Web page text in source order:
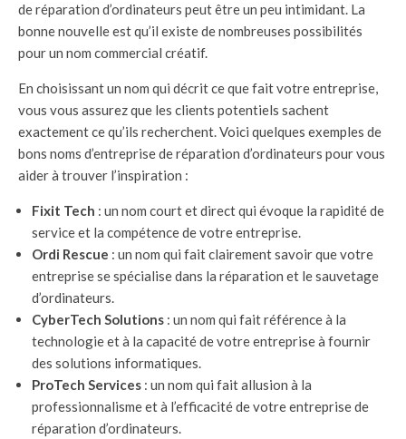
de réparation d’ordinateurs peut être un peu intimidant. La
bonne nouvelle est qu’il existe de nombreuses possibilités
pour un nom commercial créatif.
En choisissant un nom qui décrit ce que fait votre entreprise,
vous vous assurez que les clients potentiels sachent
exactement ce qu’ils recherchent. Voici quelques exemples de
bons noms d’entreprise de réparation d’ordinateurs pour vous
aider à trouver l’inspiration :
Fixit Tech : un nom court et direct qui évoque la rapidité de
service et la compétence de votre entreprise.
Ordi Rescue : un nom qui fait clairement savoir que votre
entreprise se spécialise dans la réparation et le sauvetage
d’ordinateurs.
CyberTech Solutions : un nom qui fait référence à la
technologie et à la capacité de votre entreprise à fournir
des solutions informatiques.
ProTech Services : un nom qui fait allusion à la
professionnalisme et à l’efficacité de votre entreprise de
réparation d’ordinateurs.